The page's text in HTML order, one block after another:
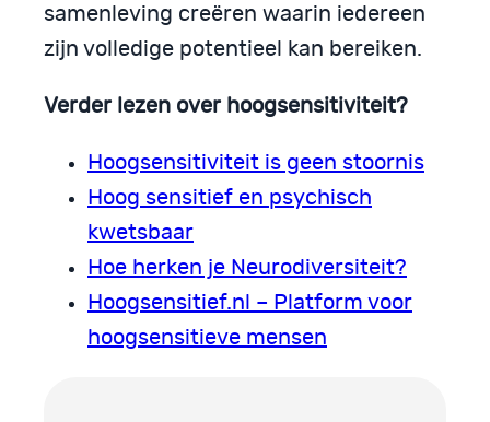
samenleving creëren waarin iedereen
zijn volledige potentieel kan bereiken.
Verder lezen over hoogsensitiviteit?
Hoogsensitiviteit is geen stoornis
Hoog sensitief en psychisch
kwetsbaar
Hoe herken je Neurodiversiteit?
Hoogsensitief.nl – Platform voor
hoogsensitieve mensen